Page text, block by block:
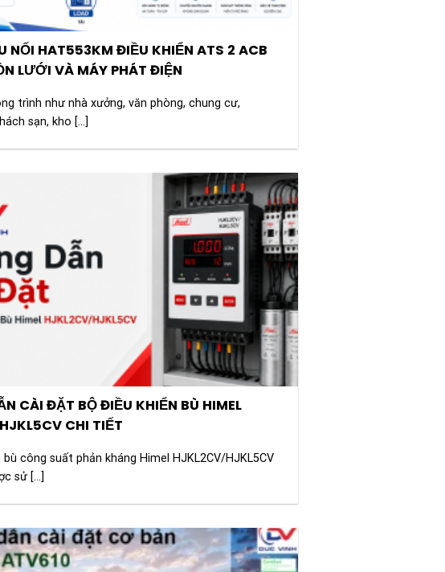
NỐI HAT553KM ĐIỀU KHIỂN ATS 2 ACB
LƯỚI VÀ MÁY PHÁT ĐIỆN
trình như nhà xưởng, văn phòng, chung cư,
sạn, kho [...]
CÀI ĐẶT BỘ ĐIỀU KHIỂN BÙ HIMEL
CHI TIẾT
bù công suất phản kháng Himel HJKL2CV/HJKL5CV
sử [...]